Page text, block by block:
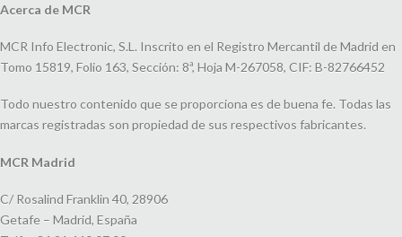
Acerca de MCR
MCR Info Electronic, S.L. Inscrito en el Registro Mercantil de Madrid en
Tomo 15819, Folio 163, Sección: 8ª, Hoja M-267058, CIF: B-82766452
Todo nuestro contenido que se proporciona es de buena fe. Todas las
marcas registradas son propiedad de sus respectivos fabricantes.
MCR Madrid
C/ Rosalind Franklin 40, 28906
Getafe – Madrid, España